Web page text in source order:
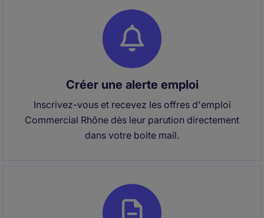
Créer une alerte emploi
Inscrivez-vous et recevez les offres d'emploi
Commercial Rhône dès leur parution directement
dans votre boite mail.